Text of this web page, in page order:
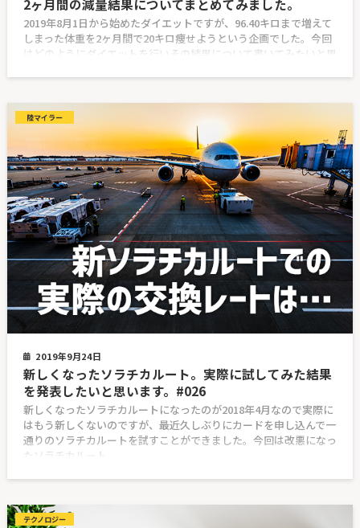
2ヶ月間の減量結果についてまとめてみました。
2019年8月1日から始めたダイエットですが、96.40キロまで増えて
しまった体重を2ヶ月間で20キロ痩せようという企画でした。今回
はどのようにダイエットを行いその結果について書いてみたいと思
陸マイラー
2019年9月24日
新しくなったソラチカルート。実際に試してみた結果
を発表したいと思います。#026
新しくなったソラチカルートになったのが2018年4月なので実際に
はもう新しくないのですが、最近久しぶりにカードを申し込んで一
通りのソラチカルートを試すことができました。今回は改悪になっ
たソラチカルート
テクノロジー